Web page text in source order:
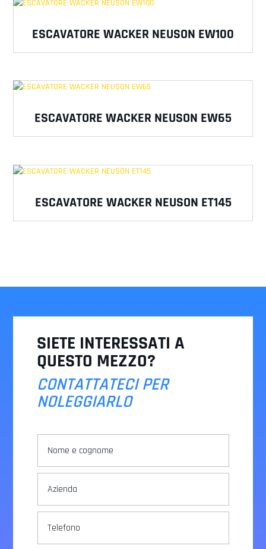
ESCAVATORE WACKER NEUSON EW100
ESCAVATORE WACKER NEUSON EW65
ESCAVATORE WACKER NEUSON ET145
SIETE INTERESSATI A
QUESTO MEZZO?
CONTATTATECI PER
NOLEGGIARLO